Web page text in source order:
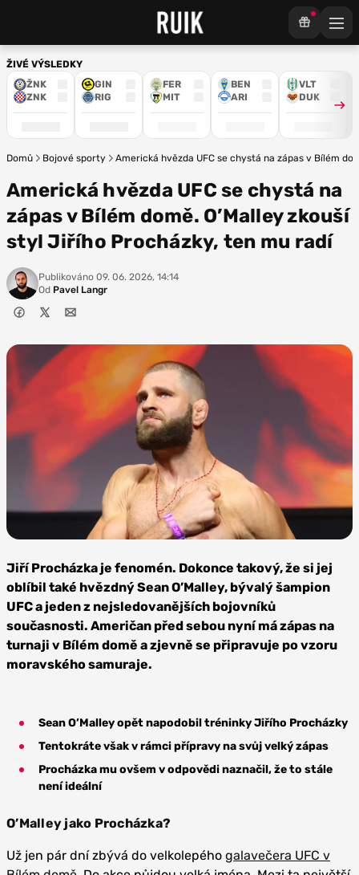
ŽIVÉ VÝSLEDKY
ŽNK
ZNK
GIN
RIG
FER
MIT
BEN
ARI
VLT
DUK
Domů Bojové sporty Americká hvězda UFC se chystá na zápas v Bílém
Americká hvězda UFC se chystá na
zápas v Bílém domě. O’Malley zkouší
styl Jiřího Procházky, ten mu radí
Publikováno 09. 06. 2026, 14:14
Od Pavel Langr
Jiřího Procházky
Jiří Procházka je fenomén. Dokonce takový, že si jej
oblíbil také hvězdný Sean O’Malley, bývalý šampion
UFC a jeden z nejsledovanějších bojovníků
současnosti. Američan před sebou nyní má zápas na
turnaji v Bílém domě a zjevně se připravuje po vzoru
moravského samuraje.
Sean O’Malley opět napodobil tréninky Jiřího Procházky
Tentokráte však v rámci přípravy na svůj velký zápas
Procházka mu ovšem v odpovědi naznačil, že to stále
není ideální
O’Malley jako Procházka?
Už jen pár dní zbývá do velkolepého galavečera UFC v